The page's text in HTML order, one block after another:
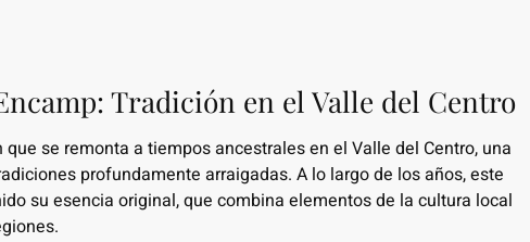
Tradición en el Valle del Centro
se remonta a tiempos ancestrales en el Valle del Centro, una
profundamente arraigadas. A lo largo de los años, este
su esencia original, que combina elementos de la cultura local